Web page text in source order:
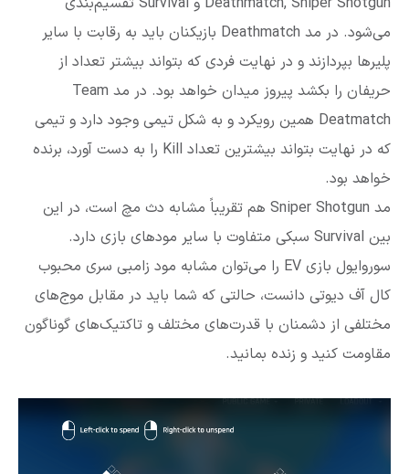
می‌شود. در مد Deathmatch بازیکنان باید به رقابت با سایر
پلیرها بپردازند و در نهایت فردی که بتواند بیشتر تعداد از
حریفان را بکشد پیروز میدان خواهد بود. در مد Team
Deatmatch همین رویکرد و به شکل تیمی وجود دارد و تیمی
که در نهایت بتواند بیشترین تعداد Kill را به دست آورد، برنده
خواهد بود.
مد Sniper Shotgun هم تقریباً مشابه دث مچ است، در این
بین Survival سبکی متفاوت با سایر مودهای بازی دارد.
سوروایول بازی EV را می‌توان مشابه مود زامبی سری محبوب
کال آف دیوتی دانست، حالتی که شما باید در مقابل موج‌های
مختلفی از دشمنان با قدرت‌های مختلف و تاکتیک‌های گوناگون
مقاومت کنید و زنده بمانید.